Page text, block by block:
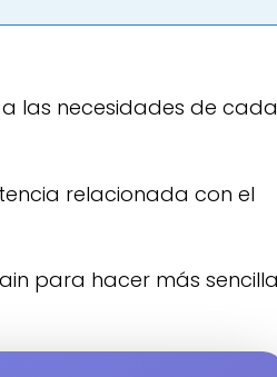
las necesidades de cada